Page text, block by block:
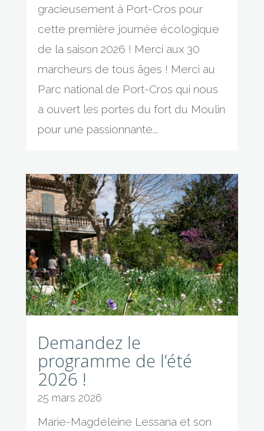
gracieusement à Port-Cros pour
cette première journée écologique
de la saison 2026 ! Merci aux 30
marcheurs de tous âges ! Merci au
Parc national de Port-Cros qui nous
a ouvert les portes du fort du Moulin
pour une passionnante...
Demandez le
programme de l’été
2026 !
25 mars 2026
Marie-Magdeleine Lessana et son